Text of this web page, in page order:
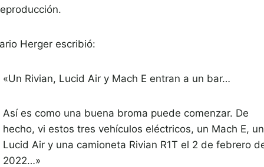
Herger escribió:
«Un Rivian, Lucid Air y Mach E entran a un bar…
Así es como una buena broma puede comenzar. De
hecho, vi estos tres vehículos eléctricos, un Mach E, un
Lucid Air y una camioneta Rivian R1T el 2 de febrero
2022…»